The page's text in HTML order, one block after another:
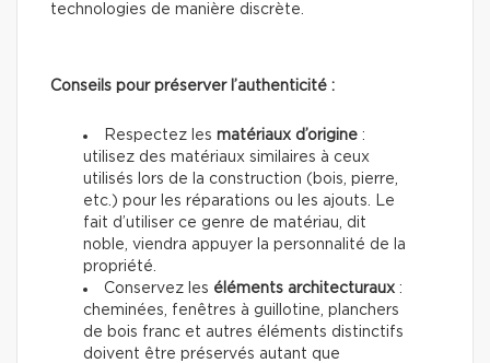
technologies de manière discrète.
Conseils pour préserver l’authenticité :
Respectez les matériaux d’origine :
utilisez des matériaux similaires à ceux
utilisés lors de la construction (bois, pierre,
etc.) pour les réparations ou les ajouts. Le
fait d’utiliser ce genre de matériau, dit
noble, viendra appuyer la personnalité de la
propriété.
Conservez les éléments architecturaux :
cheminées, fenêtres à guillotine, planchers
de bois franc et autres éléments distinctifs
doivent être préservés autant que